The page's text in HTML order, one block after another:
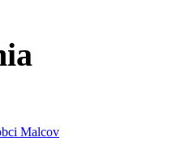
Malcov